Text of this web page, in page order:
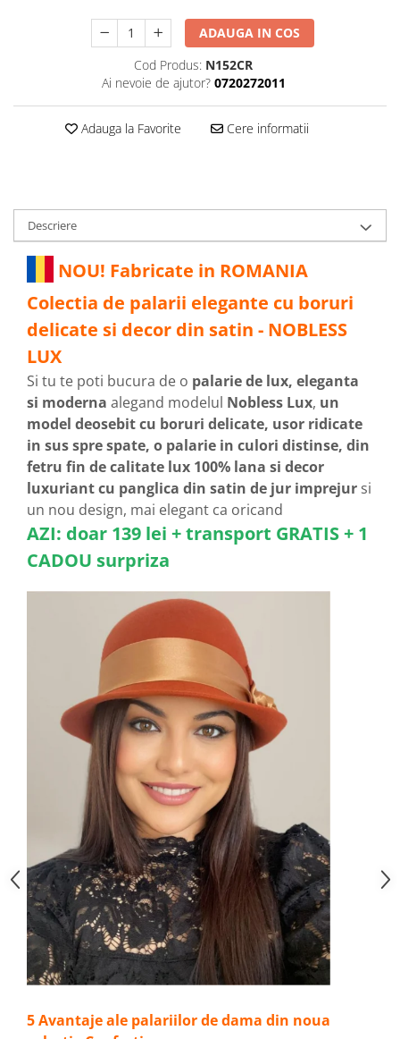
ADAUGA IN COS
Cod Produs: N152CR
Ai nevoie de ajutor? 0720272011
Adauga la Favorite Cere informatii
Descriere
NOU! Fabricate in ROMANIA
Colectia de palarii elegante cu boruri
delicate si decor din satin - NOBLESS
LUX
Si tu te poti bucura de o palarie de lux, eleganta
si moderna alegand modelul Nobless Lux, un
model deosebit cu boruri delicate, usor ridicate
in sus spre spate, o palarie in culori distinse, din
fetru fin de calitate lux 100% lana si decor
luxuriant cu panglica din satin de jur imprejur si
un nou design, mai elegant ca oricand
AZI: doar 139 lei + transport GRATIS + 1
CADOU surpriza
5 Avantaje ale palariilor de dama din noua